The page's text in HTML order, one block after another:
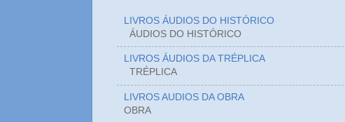
LIVROS ÁUDIOS DO HISTÓRICO
ÁUDIOS DO
LIVROS ÁUDIOS DA TRÉPLICA
TRÉPLICA
LIVROS AUDIOS DA OBRA
OBRA